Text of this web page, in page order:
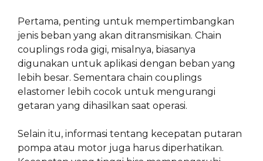
Pertama, penting untuk mempertimbangkan
jenis beban yang akan ditransmisikan. Chain
couplings roda gigi, misalnya, biasanya
digunakan untuk aplikasi dengan beban yang
lebih besar. Sementara chain couplings
elastomer lebih cocok untuk mengurangi
getaran yang dihasilkan saat operasi.
Selain itu, informasi tentang kecepatan putaran
pompa atau motor juga harus diperhatikan.